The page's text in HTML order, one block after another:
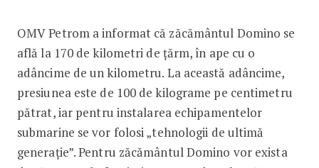
OMV Petrom a informat că zăcământul Domino se
află la 170 de kilometri de ţărm, în ape cu o
adâncime de un kilometru. La această adâncime,
presiunea este de 100 de kilograme pe centimetru
pătrat, iar pentru instalarea echipamentelor
submarine se vor folosi „tehnologii de ultimă
generaţie”. Pentru zăcământul Domino vor exista